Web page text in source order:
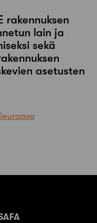
rakennuksen
lain ja
sekä
asetusten